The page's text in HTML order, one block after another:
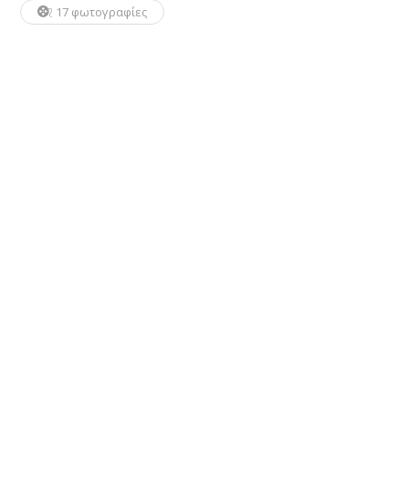
17 φωτογραφίες